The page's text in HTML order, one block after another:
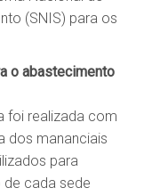
(SNIS) para os
o abastecimento
foi realizada com
dos mananciais
para
cada sede